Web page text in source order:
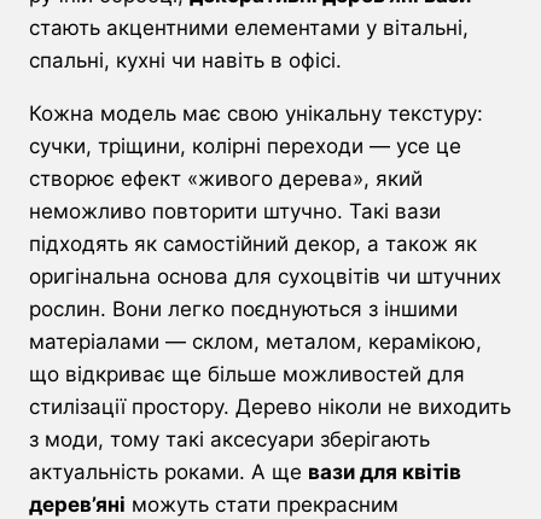
стають акцентними елементами у вітальні,
спальні, кухні чи навіть в офісі.
Кожна модель має свою унікальну текстуру:
сучки, тріщини, колірні переходи — усе це
створює ефект «живого дерева», який
неможливо повторити штучно. Такі вази
підходять як самостійний декор, а також як
оригінальна основа для сухоцвітів чи штучних
рослин. Вони легко поєднуються з іншими
матеріалами — склом, металом, керамікою,
що відкриває ще більше можливостей для
стилізації простору. Дерево ніколи не виходить
з моди, тому такі аксесуари зберігають
актуальність роками. А ще вази для квітів
дерев’яні можуть стати прекрасним